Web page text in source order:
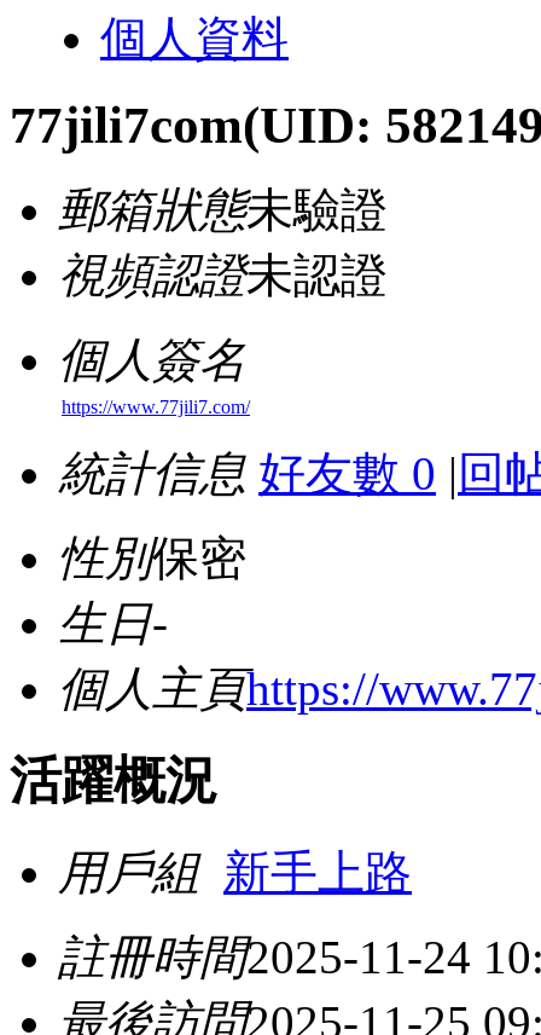
個人資料
77jili7com(UID:
郵箱狀態未驗證
視頻認證未認證
個人簽名
https://www.77jili7.com/
統計信息 好友數 0 | 回
性別保密
生日-
個人主頁https://
活躍概況
用戶組 新手上路
註冊時間2025-11-24
最後訪問2025-11-25